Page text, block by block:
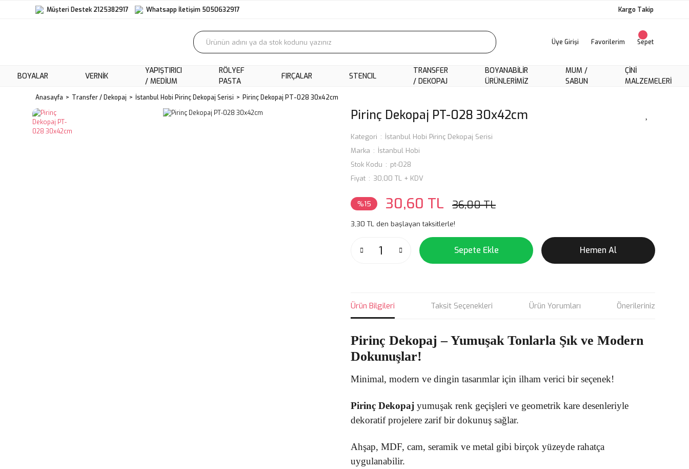
Müşteri Destek 2125382917 Whatsapp İletişim 5050632917 Kargo Takip
Üye Girişi Favorilerim Sepet
BOYALAR VERNIK
YAPIŞTIRICI
/ MEDIUM
RÖLYEF
PASTA
FIRÇALAR STENCIL
TRANSFER
/ DEKOPAJ
BOYANABILIR
ÜRÜNLERIMIZ
MUM /
SABUN
ÇINI
MALZEMELERI
Anasayfa Transfer / Dekopaj İstanbul Hobi Pirinç Dekopaj Serisi Pirinç Dekopaj PT-028 30x42cm
Pirinç Dekopaj PT-028 30x42cm
Kategori
İstanbul Hobi Pirinç Dekopaj Serisi
Marka
İstanbul Hobi
Stok Kodu
pt-028
Fiyat
30,00 TL + KDV
%15 30,60 TL 36,00 TL
3,30 TL den başlayan taksitlerle!
Sepete Ekle Hemen Al
Ürün Bilgileri Taksit Seçenekleri Ürün Yorumları Önerileriniz
Pirinç Dekopaj– Yumuşak Tonlarla Şık ve Modern
Dokunuşlar!
Minimal, modern ve dingin tasarımlar için ilham verici bir seçenek!
Pirinç Dekopaj yumuşak renk geçişleri ve geometrik kare desenleriyle
dekoratif projelere zarif bir dokunuş sağlar.
Ahşap, MDF, cam, seramik ve metal gibi birçok yüzeyde rahatça
uygulanabilir.